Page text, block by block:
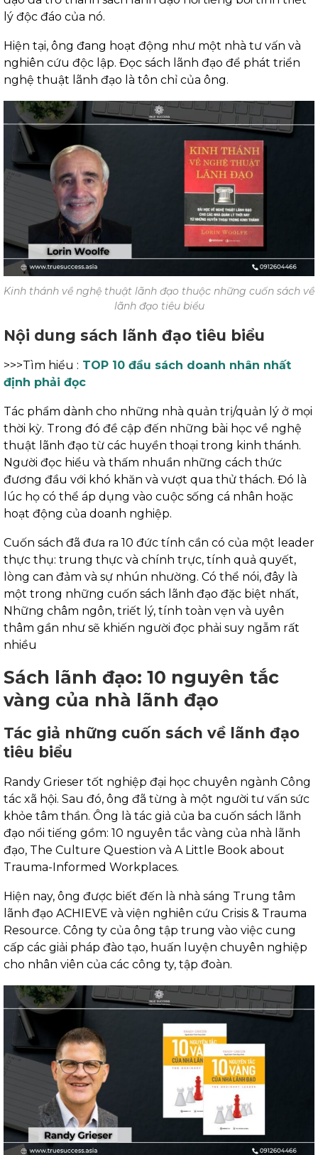
lý độc đáo của nó.
Hiện tại, ông đang hoạt động như một nhà tư vấn và
nghiên cứu độc lập. Đọc sách lãnh đạo để phát triển
nghệ thuật lãnh đạo là tôn chỉ của ông.
Kinh thánh về nghệ thuật lãnh đạo thuộc những cuốn sách về
lãnh đạo tiêu biểu
Nội dung sách lãnh đạo tiêu biểu
>>>Tìm hiểu : TOP 10 đầu sách doanh nhân nhất
định phải đọc
Tác phẩm dành cho những nhà quản trị/quản lý ở mọi
thời kỳ. Trong đó đề cập đến những bài học về nghệ
thuật lãnh đạo từ các huyền thoại trong kinh thánh.
Người đọc hiểu và thấm nhuần những cách thức
đương đầu với khó khăn và vượt qua thử thách. Đó là
lúc họ có thể áp dụng vào cuộc sống cá nhân hoặc
hoạt động của doanh nghiệp.
Cuốn sách đã đưa ra 10 đức tính cần có của một leader
thực thụ: trung thực và chính trực, tính quả quyết,
lòng can đảm và sự nhún nhường. Có thể nói, đây là
một trong những cuốn sách lãnh đạo đặc biệt nhất,
Những châm ngôn, triết lý, tính toàn vẹn và uyên
thâm gần như sẽ khiến người đọc phải suy ngẫm rất
nhiều
Sách lãnh đạo: 10 nguyên tắc
vàng của nhà lãnh đạo
Tác giả những cuốn sách về lãnh đạo
tiêu biểu
Randy Grieser tốt nghiệp đại học chuyên ngành Công
tác xã hội. Sau đó, ông đã từng à một người tư vấn sức
khỏe tâm thần. Ông là tác giả của ba cuốn sách lãnh
đạo nổi tiếng gồm: 10 nguyên tắc vàng của nhà lãnh
đạo, The Culture Question và A Little Book about
Trauma-Informed Workplaces.
Hiện nay, ông được biết đến là nhà sáng Trung tâm
lãnh đạo ACHIEVE và viện nghiên cứu Crisis & Trauma
Resource. Công ty của ông tập trung vào việc cung
cấp các giải pháp đào tạo, huấn luyện chuyên nghiệp
cho nhân viên của các công ty, tập đoàn.